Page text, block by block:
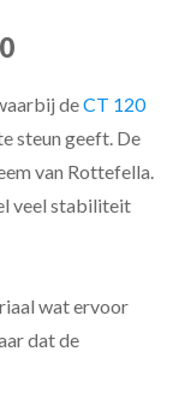
deCT 120
steun geeft. De
van Rottefella.
veel stabiliteit
wat ervoor
dat de